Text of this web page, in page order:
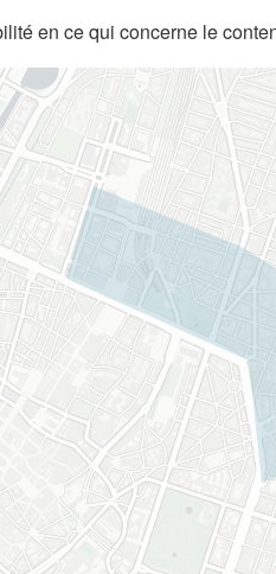
en ce qui concerne le